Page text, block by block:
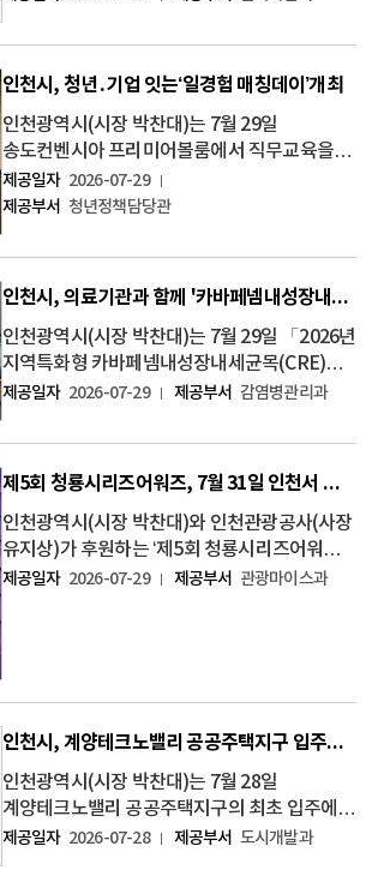
(시장 박찬대)는 29일 시청 대회의실에서
「인천광역시 건축물 미술작품 심의위원회
위촉식」을 개최하고, 공정하고 전문적인
심의를 담당할 신
인천시, 청년․기업 잇는‘일경험 매칭데이’개최
인천광역시(시장 박찬대)는 7월 29일
송도컨벤시아 프리미어볼룸에서 직무교육을
수료한 청년과 지역기업이 참여하는 ‘2026년
인천 청년 일경험을 위한 기업 매칭데이
(Matching Day)’를 개최했다고 밝혔다. 이번
행사는 청년에게 기업 현
제공일자 2026-07-29
제공부서 청년정책담당관
인천시, 의료기관과 함께 '카바페넴내성장내세균목(CRE) 감염증 감소전략' 논의
인천광역시(시장 박찬대)는 7월 29일 「2026년
지역특화형 카바페넴내성장내세균목(CRE)
감염증 감소전략 사업」 참여 의료기관
관계자를 대상으로 간담회를 개최했다고
밝혔다. 이번 간담회는 사업의 상반기 추진
상황을 점검하고, 의료기관 내
카바페넴내성장내세균목(
제공일자 2026-07-29 제공부서 감염병관리과
제5회 청룡시리즈어워즈, 7월 31일 인천서 개최
인천광역시(시장 박찬대)와 인천관광공사(사장
유지상)가 후원하는 ‘제5회 청룡시리즈어워즈
(Blue Dragon Series Awards)’가 오는 7월
제공일자 2026-07-29 제공부서 관광마이스과
인천시, 계양테크노밸리 공공주택지구 입주대비 협의체 본격 가동
인천광역시(시장 박찬대)는 7월 28일
계양테크노밸리 공공주택지구의 최초 입주에
대비해 「계양테크노밸리 공공주택지구
제공일자 2026-07-28 제공부서 도시개발과